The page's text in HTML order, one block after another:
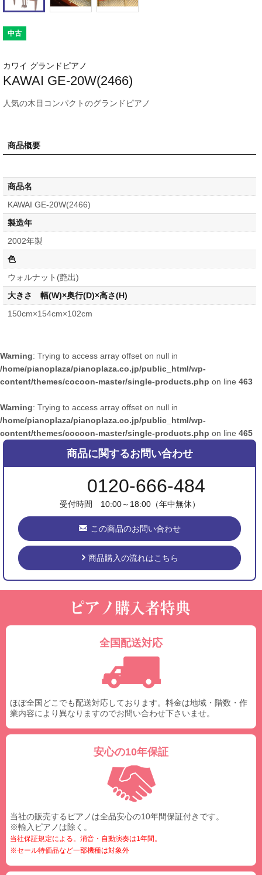
中古
カワイ グランドピアノ
KAWAI GE-20W(2466)
人気の木目コンパクトのグランドピアノ
商品概要
商品名
KAWAI GE-20W(2466)
製造年
2002年製
色
ウォルナット(艶出)
大きさ 幅(W)×奥行(D)×高さ(H)
150cm×154cm×102cm
Warning: Trying to access array offset on null in
/home/pianoplaza/pianoplaza.co.jp/public_html/wp-
content/themes/cocoon-master/single-products.php on line 463
Warning: Trying to access array offset on null in
/home/pianoplaza/pianoplaza.co.jp/public_html/wp-
content/themes/cocoon-master/single-products.php on line 465
商品に関するお問い合わせ
0120-666-484
受付時間 10:00～18:00（年中無休）
この商品のお問い合わせ
商品購入の流れはこちら
全国配送対応
ほぼ全国どこでも配送対応しております。料金は地域・階数・作
業内容により異なりますのでお問い合わせ下さいませ。
安心の10年保証
当社の販売するピアノは全品安心の10年間保証付きです。
※輸入ピアノは除く。
当社保証規定による。消音・自動演奏は1年間。
※セール特価品など一部機種は対象外